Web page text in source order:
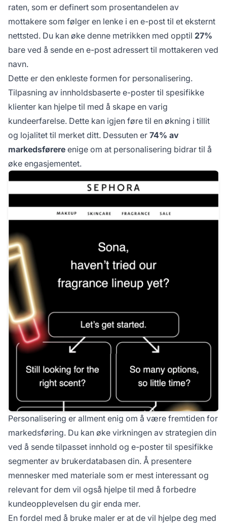
raten, som er definert som prosentandelen av
mottakere som følger en lenke i en e-post til et eksternt
nettsted. Du kan øke denne metrikken med opptil 27%
bare ved å sende en e-post adressert til mottakeren ved
navn.
Dette er den enkleste formen for personalisering.
Tilpasning av innholdsbaserte e-poster til spesifikke
klienter kan hjelpe til med å skape en varig
kundeerfarelse. Dette kan igjen føre til en økning i tillit
og lojalitet til merket ditt. Dessuten er 74% av
markedsførere enige om at personalisering bidrar til å
øke engasjementet.
Personalisering er allment enig om å være fremtiden for
markedsføring. Du kan øke virkningen av strategien din
ved å sende tilpasset innhold og e-poster til spesifikke
segmenter av brukerdatabasen din. Å presentere
mennesker med materiale som er mest interessant og
relevant for dem vil også hjelpe til med å forbedre
kundeopplevelsen du gir enda mer.
En fordel med å bruke maler er at de vil hjelpe deg med